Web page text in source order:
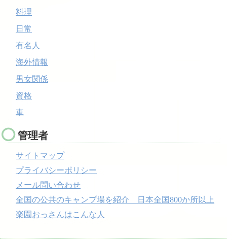
料理
日常
有名人
海外情報
男女関係
資格
車
管理者
サイトマップ
プライバシーポリシー
メール問い合わせ
全国の公共のキャンプ場を紹介 日本全国800か所以上
楽園おっさんはこんな人